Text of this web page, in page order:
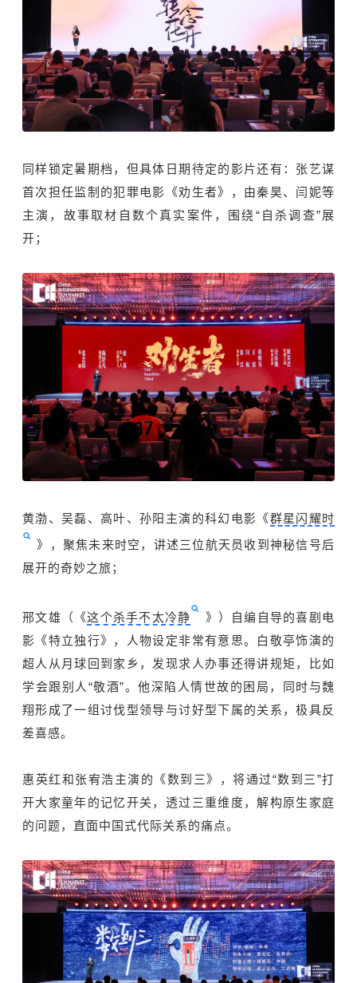
同样锁定暑期档，但具体日期待定的影片还有：张艺谋
首次担任监制的犯罪电影《劝生者》，由秦昊、闫妮等
主演，故事取材自数个真实案件，围绕“自杀调查”展
开；
黄渤、吴磊、高叶、孙阳主演的科幻电影《群星闪耀时
》，聚焦未来时空，讲述三位航天员收到神秘信号后
展开的奇妙之旅；
邢文雄（《这个杀手不太冷静
》）自编自导的喜剧电
影《特立独行》，人物设定非常有意思。白敬亭饰演的
超人从月球回到家乡，发现求人办事还得讲规矩，比如
学会跟别人“敬酒”。他深陷人情世故的困局，同时与魏
翔形成了一组讨伐型领导与讨好型下属的关系，极具反
差喜感。
惠英红和张宥浩主演的《数到三》，将通过“数到三”打
开大家童年的记忆开关，透过三重维度，解构原生家庭
的问题，直面中国式代际关系的痛点。